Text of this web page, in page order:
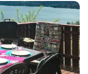
og den